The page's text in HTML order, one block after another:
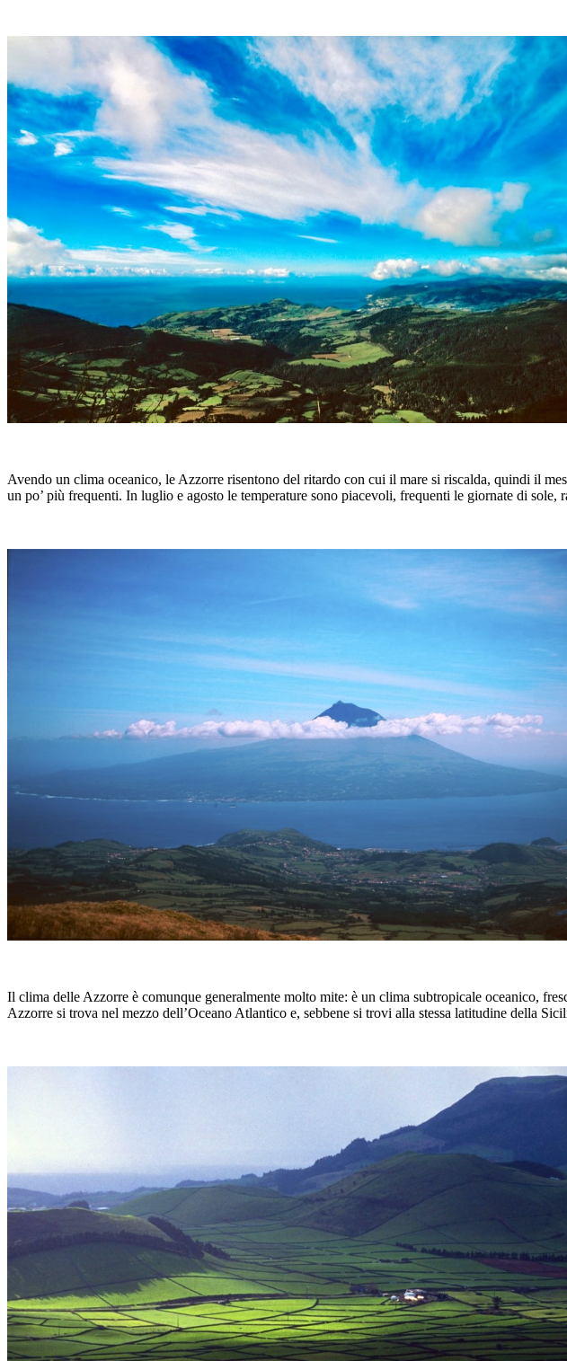
Avendo un clima oceanico, le Azzorre risentono del ritardo con cui il mare si riscalda, quindi il
un po’ più frequenti. In luglio e agosto le temperature sono piacevoli, frequenti le giornate di sole,
Il clima delle Azzorre è comunque generalmente molto mite: è un clima subtropicale oceanico,
Azzorre si trova nel mezzo dell’Oceano Atlantico e, sebbene si trovi alla stessa latitudine della